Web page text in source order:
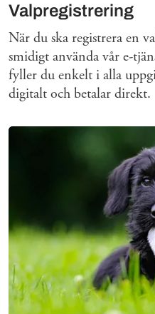
Valpregistrering
När du ska registrera en
smidigt använda vår e-
fyller du enkelt i alla
digitalt och betalar direkt.